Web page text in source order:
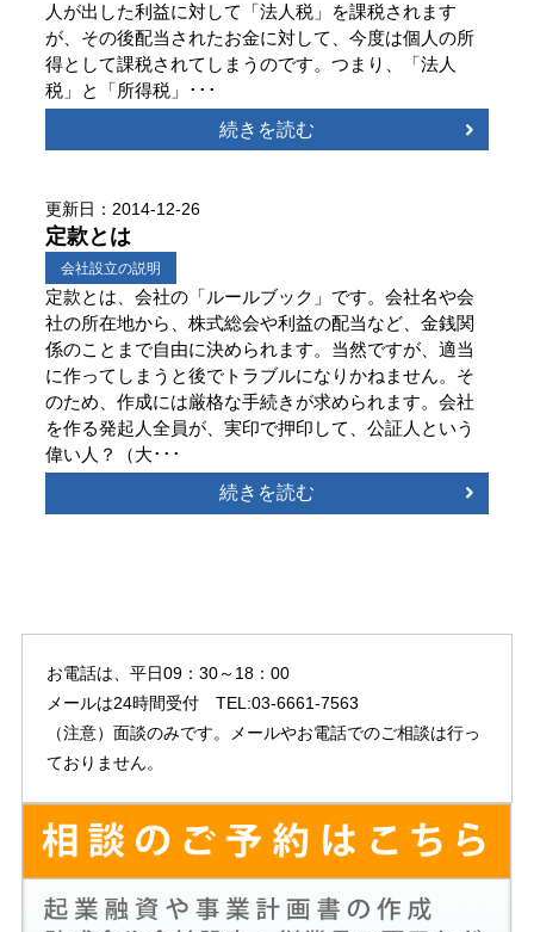
人が出した利益に対して「法人税」を課税されます
が、その後配当されたお金に対して、今度は個人の所
得として課税されてしまうのです。つまり、「法人
税」と「所得税」･･･
続きを読む
更新日：2014-12-26
定款とは
定款とは、会社の「ルールブック」です。会社名や会
社の所在地から、株式総会や利益の配当など、金銭関
係のことまで自由に決められます。当然ですが、適当
に作ってしまうと後でトラブルになりかねません。そ
のため、作成には厳格な手続きが求められます。会社
を作る発起人全員が、実印で押印して、公証人という
偉い人？（大･･･
会社設立の説明
続きを読む
お電話は、平日09：30～18：00
メールは24時間受付 TEL:03-6661-7563
（注意）面談のみです。メールやお電話でのご相談は行っ
ておりません。